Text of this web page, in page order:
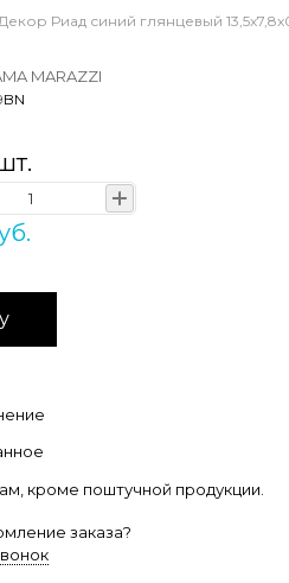
Риад синий глянцевый
MARAZZI
кроме поштучной продукции.
заказа?